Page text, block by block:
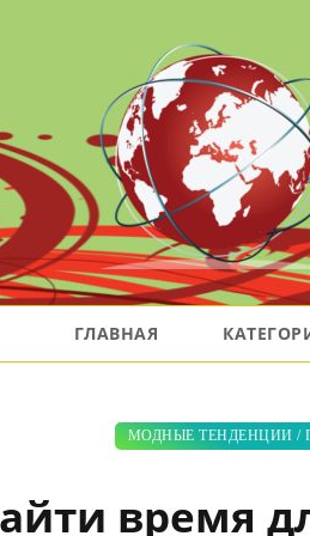
ГЛАВНАЯ
МОДНЫЕ ТЕНДЕНЦИИ /
время